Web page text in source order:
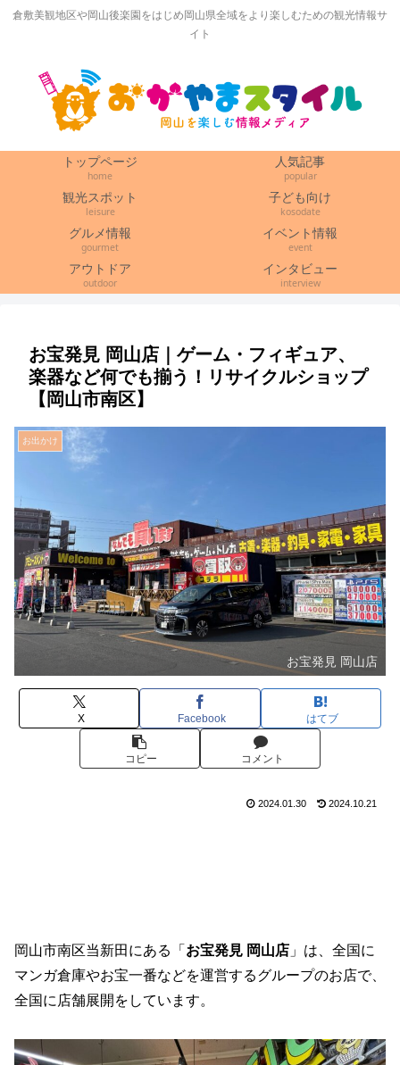
倉敷美観地区や岡山後楽園をはじめ岡山県全域をより楽しむための観光情報サ
イト
トップページ
home
人気記事
popular
観光スポット
leisure
子ども向け
kosodate
グルメ情報
gourmet
イベント情報
event
アウトドア
outdoor
インタビュー
interview
お宝発見 岡山店｜ゲーム・フィギュア、
楽器など何でも揃う！リサイクルショップ
【岡山市南区】
お出かけ
お宝発見 岡山店
X Facebook はてブ
コピー コメント
2024.01.30 2024.10.21
岡山市南区当新田にある「 お宝発見 岡山店 」は、全国に
マンガ倉庫やお宝一番などを運営するグループのお店で、
全国に店舗展開をしています。